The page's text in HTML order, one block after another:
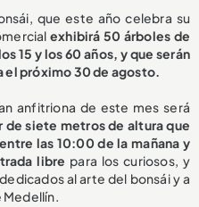
que este año celebra su
exhibirá 50 árboles de
15 y los 60 años, y que serán
el próximo 30 de agosto.
anfitriona de este mes será
siete metros de altura que
las 10:00 de la mañana y
libre para los curiosos, y
al arte del bonsái y a
Medellín.